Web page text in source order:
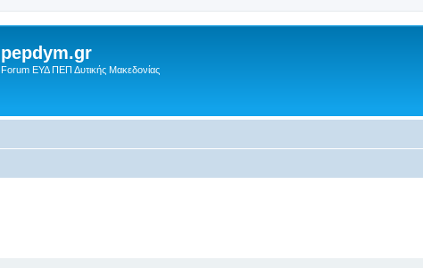
pepdym.gr
Forum ΕΥΔ ΠΕΠ Δυτικής Μακεδονίας